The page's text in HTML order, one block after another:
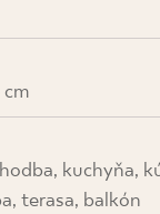
cm
kuchyňa,
terasa, balkón